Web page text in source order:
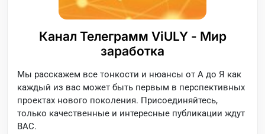
Канал Телеграмм ViULY - Мир
заработка
Мы расскажем все тонкости и нюансы от А до Я как
каждый из вас может быть первым в перспективных
проектах нового поколения. Присоединяйтесь,
только качественные и интересные публикации ждут
ВАС.